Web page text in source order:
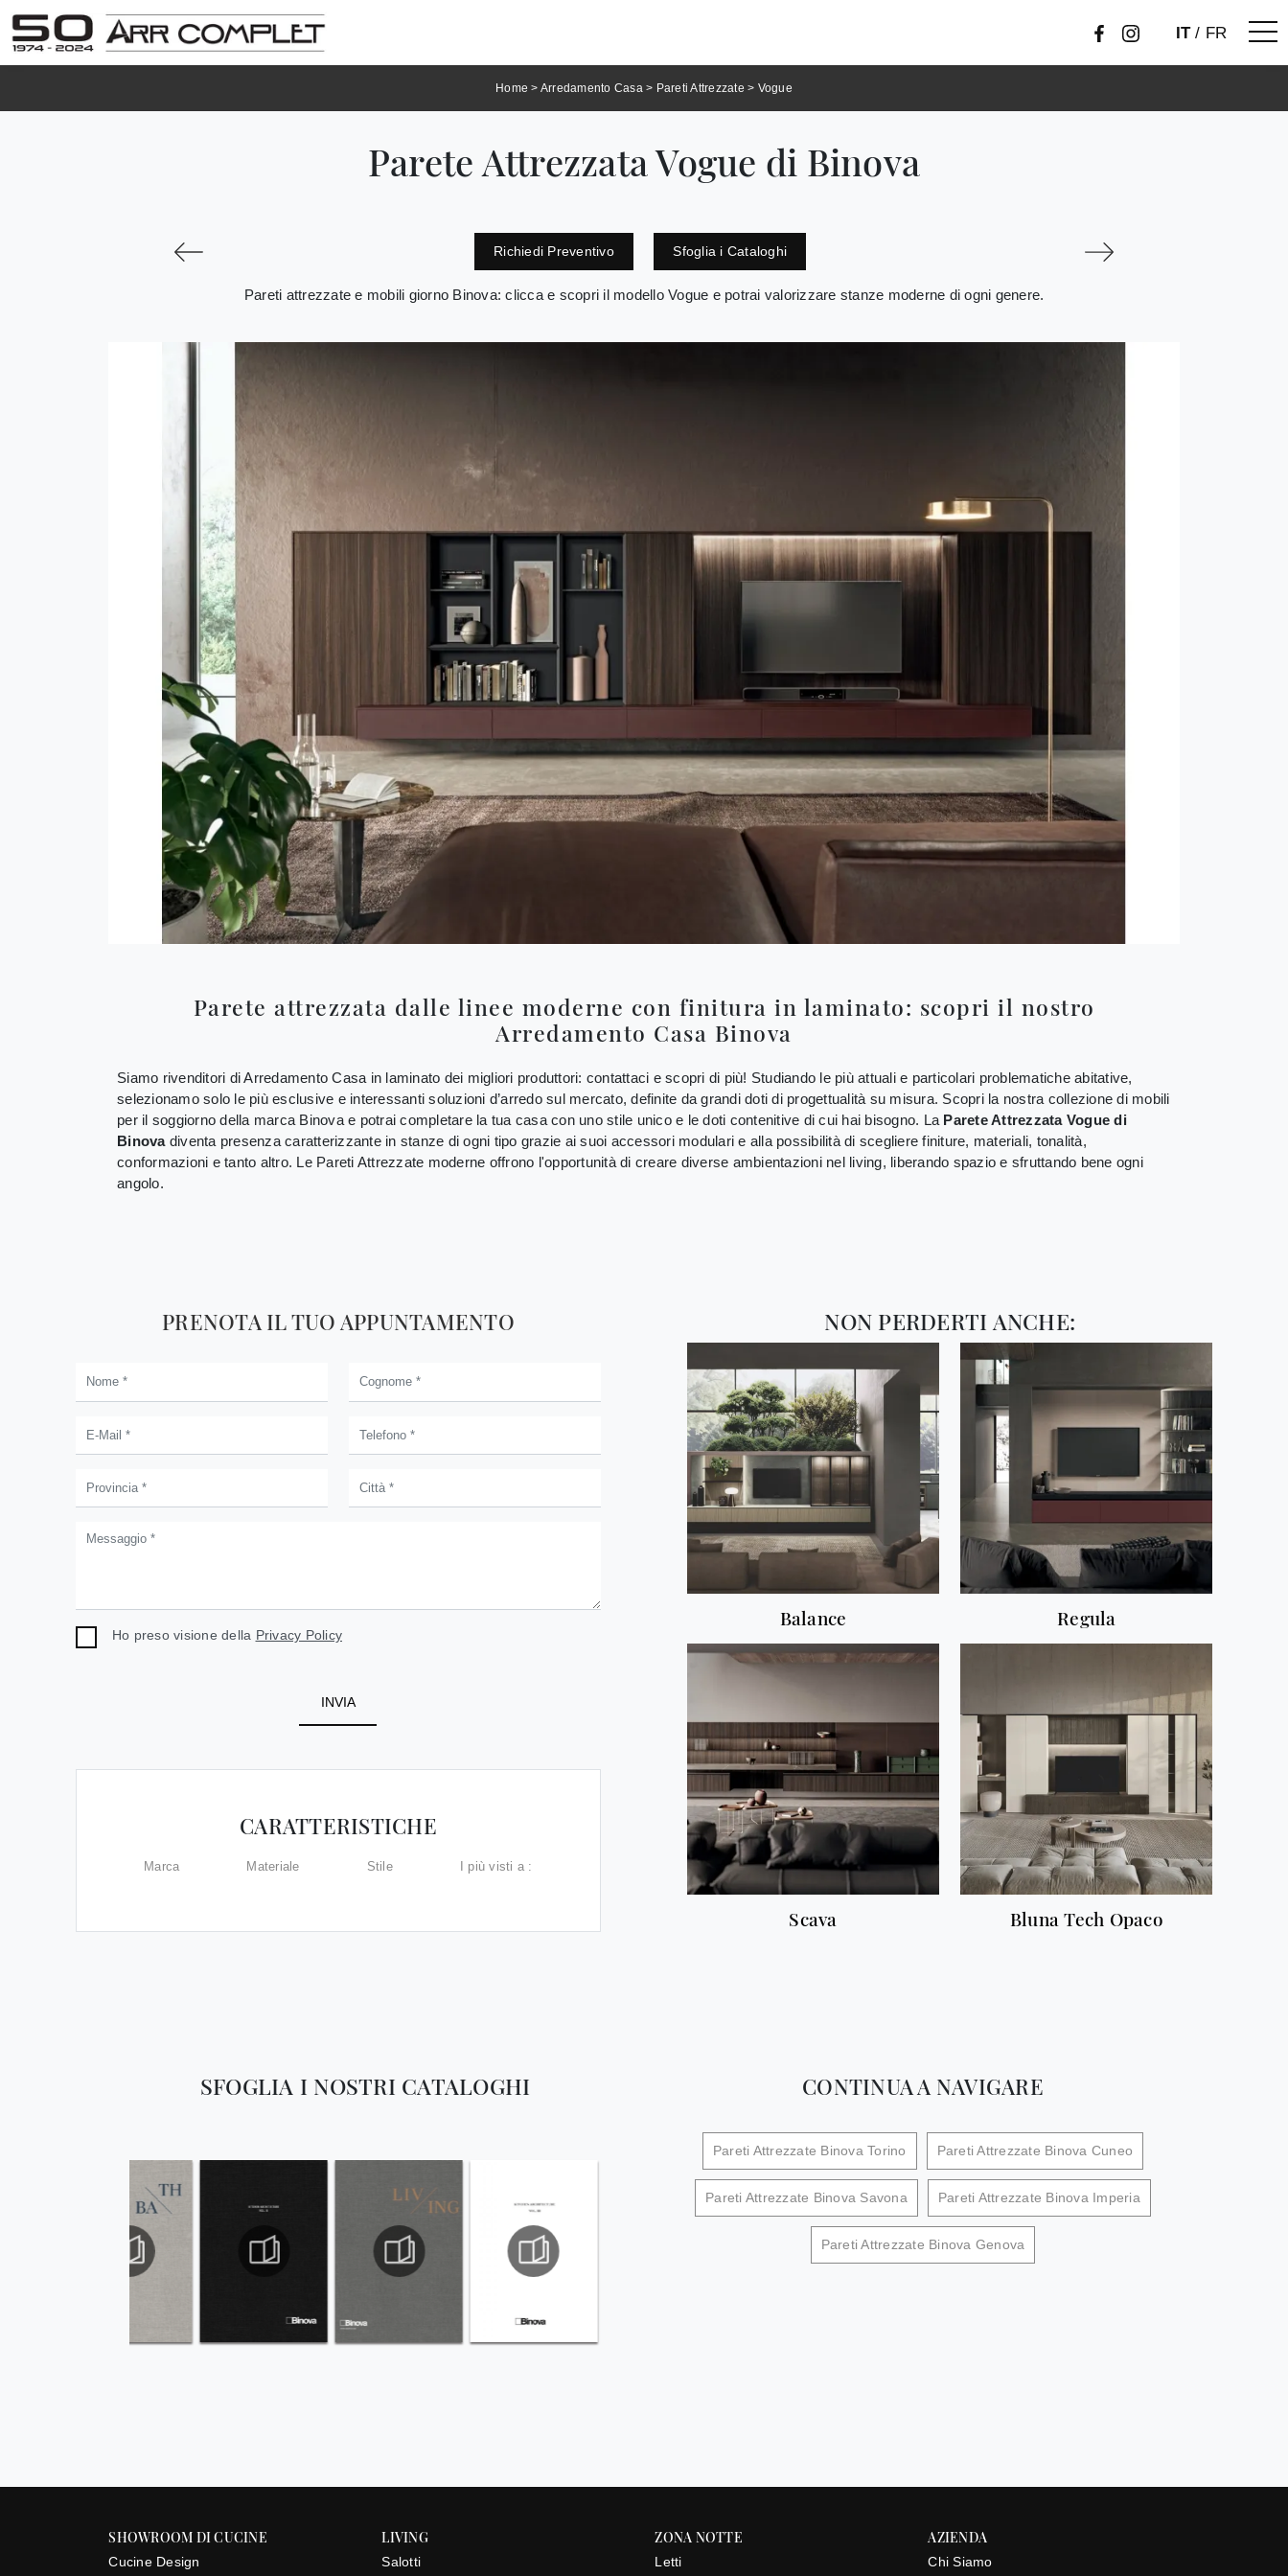
IT/ FR
Home > Arredamento Casa> Pareti Attrezzate > Vogue
Parete Attrezzata Vogue di Binova
Richiedi Preventivo Sfoglia i Cataloghi
Pareti attrezzate e mobili giorno Binova: clicca e scopri il modello Vogue e potrai valorizzare stanze moderne di ogni genere.
Parete attrezzata dalle linee moderne con finitura in laminato: scopri il nostro
Arredamento Casa Binova
Siamo rivenditori di Arredamento Casa in laminato dei migliori produttori: contattaci e scopri di più! Studiando le più attuali e particolari problematiche abitative,
selezionamo solo le più esclusive e interessanti soluzioni d’arredo sul mercato, definite da grandi doti di progettualità su misura. Scopri la nostra collezione di mobili
per il soggiorno della marca Binova e potrai completare la tua casa con uno stile unico e le doti contenitive di cui hai bisogno. La Parete Attrezzata Vogue di
Binovadiventa presenza caratterizzante in stanze di ogni tipo grazie ai suoi accessori modulari e alla possibilità di scegliere finiture, materiali, tonalità,
conformazioni e tanto altro. Le Pareti Attrezzate moderne offrono l'opportunità di creare diverse ambientazioni nel living, liberando spazio e sfruttando bene ogni
angolo.
PRENOTA IL TUO APPUNTAMENTO
Ho preso visione della Privacy Policy
INVIA
CARATTERISTICHE
Marca Materiale Stile I più visti a :
NON PERDERTI ANCHE:
Balance Regula
Scava Bluna Tech Opaco
SFOGLIA I NOSTRI CATALOGHI CONTINUA A NAVIGARE
Pareti Attrezzate Binova Torino Pareti Attrezzate Binova Cuneo
Pareti Attrezzate Binova Savona Pareti Attrezzate Binova Imperia
Pareti Attrezzate Binova Genova
SHOWROOM DI CUCINE
Cucine Design
LIVING
Salotti
ZONA NOTTE
Letti
AZIENDA
Chi Siamo